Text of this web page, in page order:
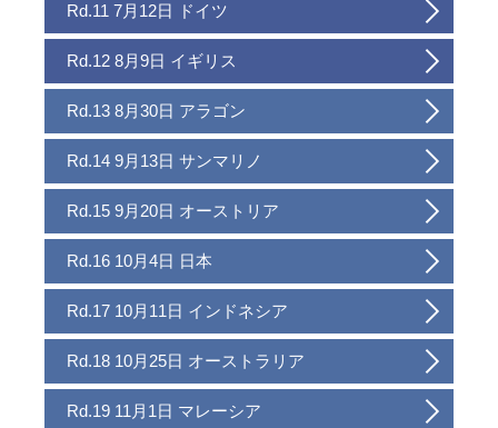
Rd.11 7月12日 ドイツ
Rd.12 8月9日 イギリス
Rd.13 8月30日 アラゴン
Rd.14 9月13日 サンマリノ
Rd.15 9月20日 オーストリア
Rd.16 10月4日 日本
Rd.17 10月11日 インドネシア
Rd.18 10月25日 オーストラリア
Rd.19 11月1日 マレーシア